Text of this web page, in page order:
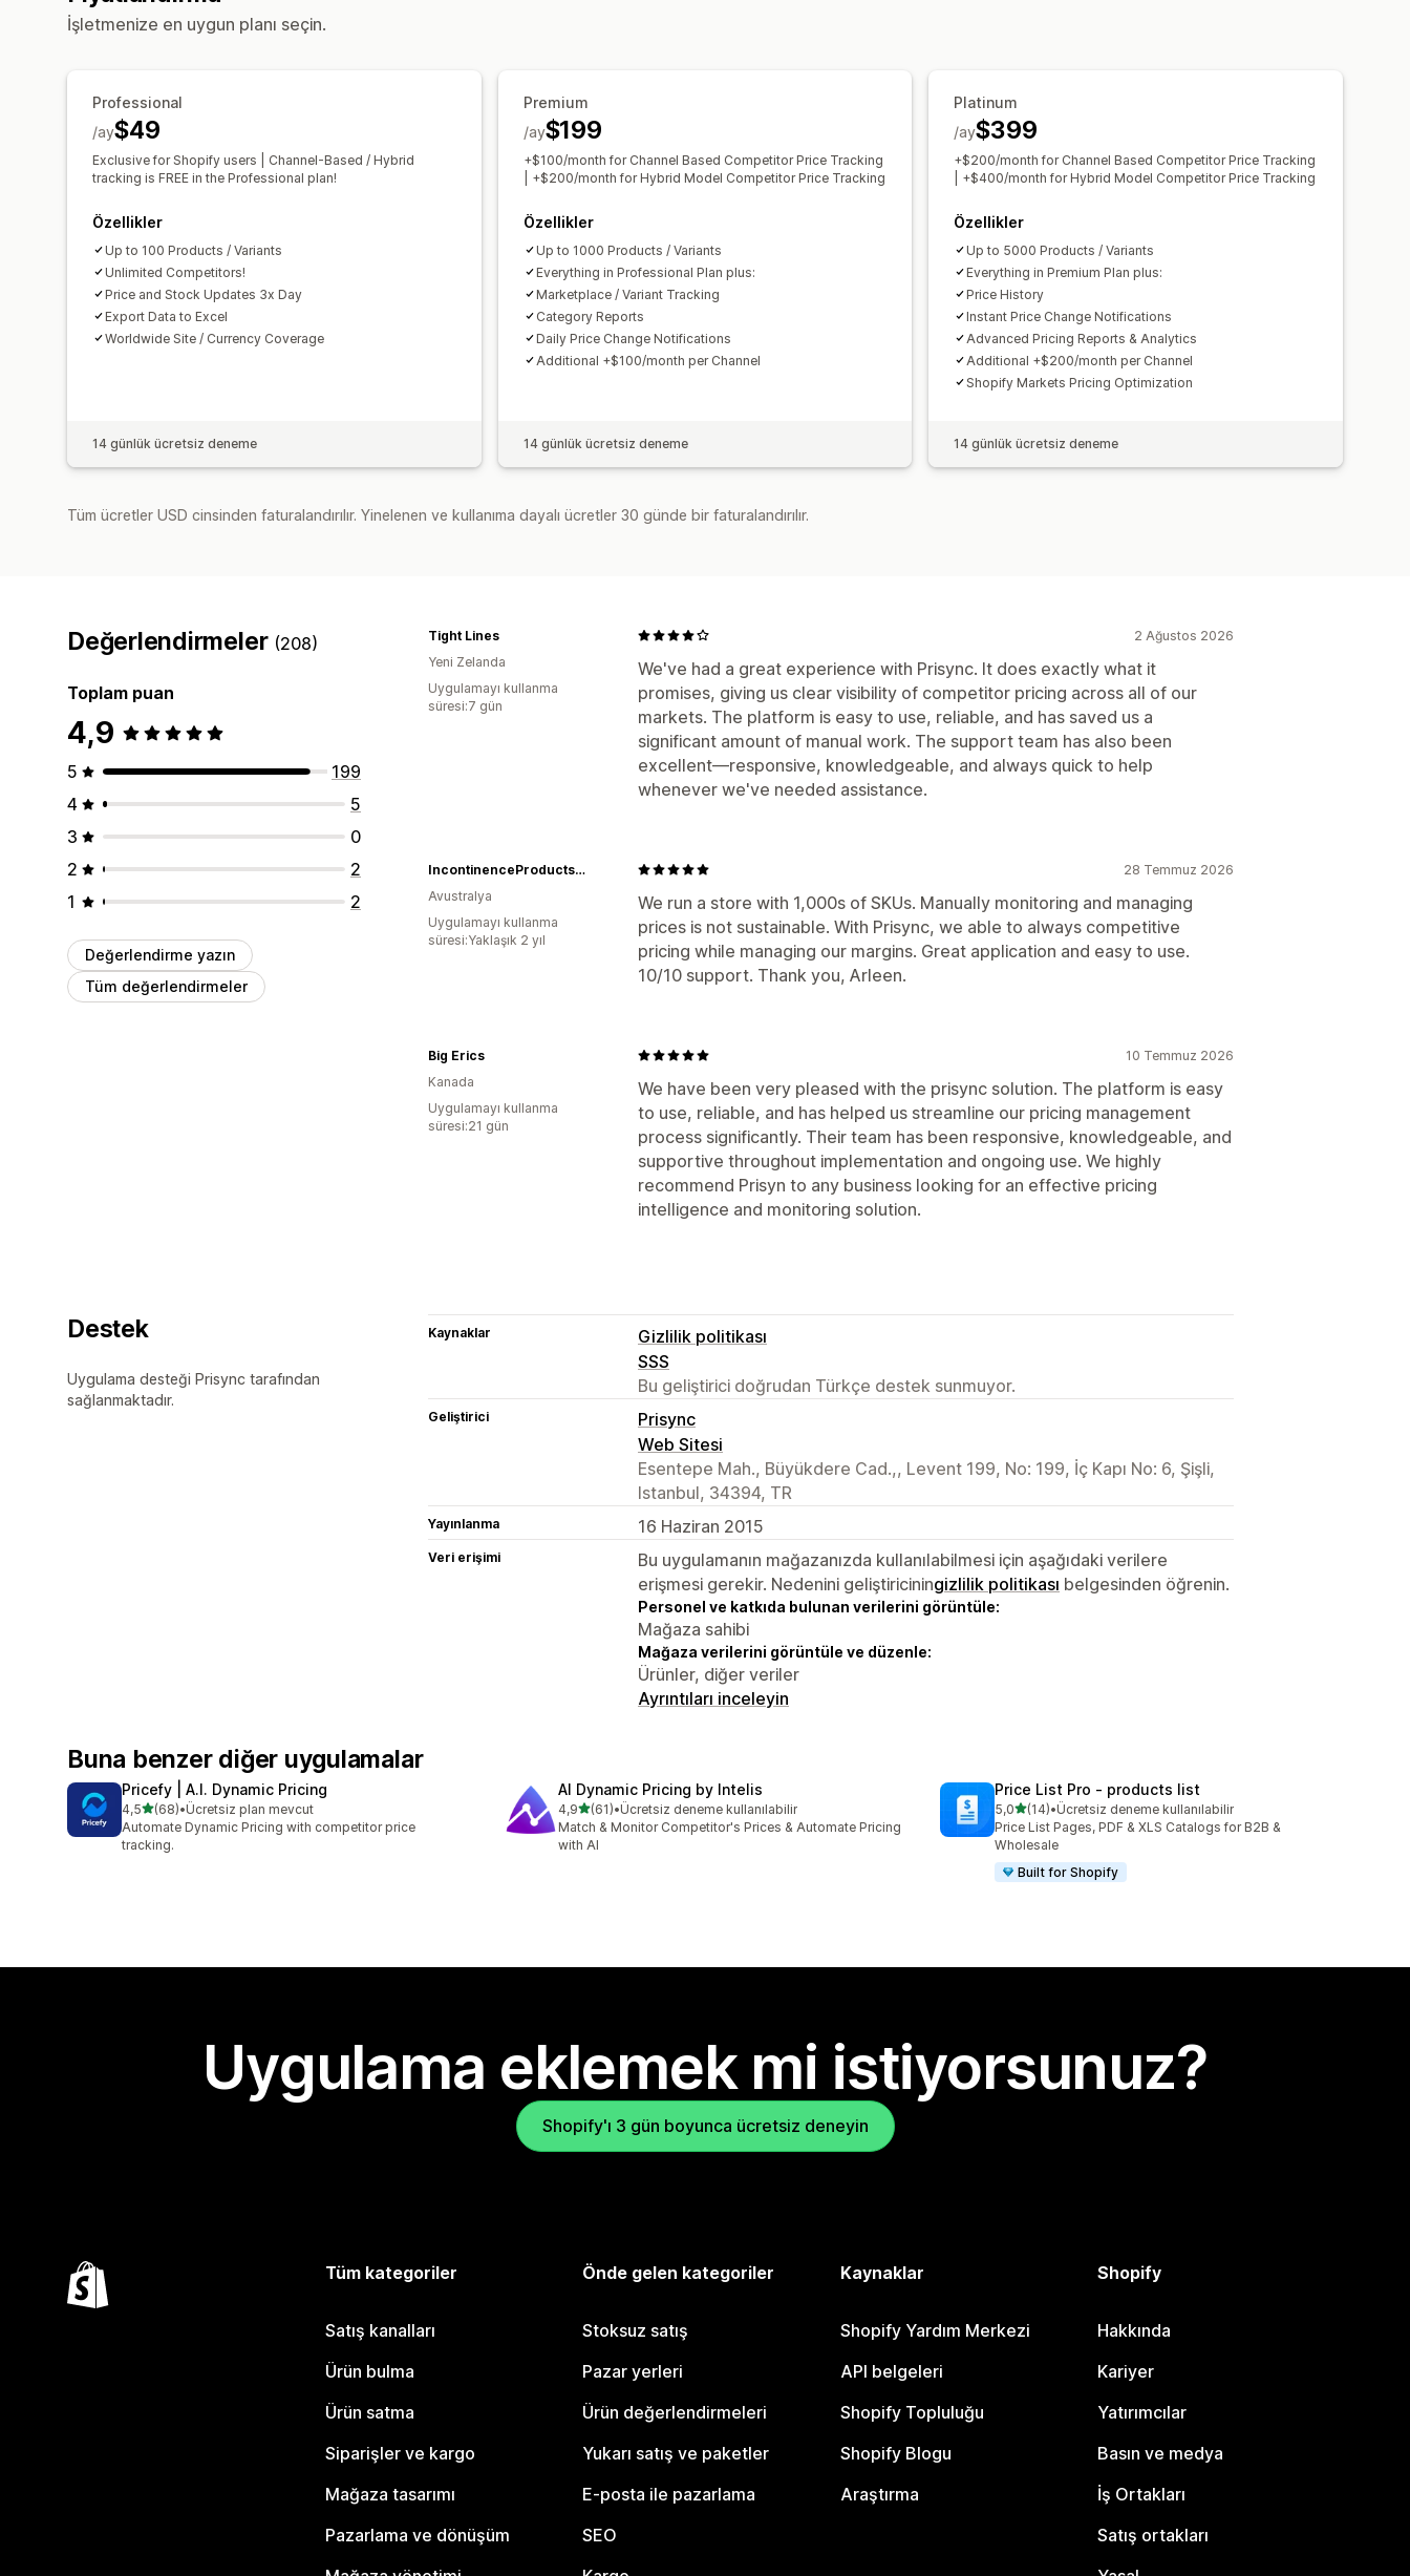
İşletmenize en uygun planı seçin.
Professional
$49
/ay
Exclusive for Shopify users | Channel-Based / Hybrid
tracking is FREE in the Professional plan!
Özellikler
Up to 100 Products / Variants
Unlimited Competitors!
Price and Stock Updates 3x Day
Export Data to Excel
Worldwide Site / Currency Coverage
14 günlük ücretsiz deneme
Premium
$199
/ay
+$100/month for Channel Based Competitor Price Tracking
| +$200/month for Hybrid Model Competitor Price Tracking
Özellikler
Up to 1000 Products / Variants
Everything in Professional Plan plus:
Marketplace / Variant Tracking
Category Reports
Daily Price Change Notifications
Additional +$100/month per Channel
14 günlük ücretsiz deneme
Platinum
$399
/ay
+$200/month for Channel Based Competitor Price Tracking
| +$400/month for Hybrid Model Competitor Price Tracking
Özellikler
Up to 5000 Products / Variants
Everything in Premium Plan plus:
Price History
Instant Price Change Notifications
Advanced Pricing Reports & Analytics
Additional +$200/month per Channel
Shopify Markets Pricing Optimization
14 günlük ücretsiz deneme
Tüm ücretler USD cinsinden faturalandırılır. Yinelenen ve kullanıma dayalı ücretler 30 günde bir faturalandırılır.
Değerlendirmeler (208)
Toplam puan
4,9
5
199
4
5
3
0
2
2
1
2
Değerlendirme yazın
Tüm değerlendirmeler
2 Ağustos 2026
We've had a great experience with Prisync. It does exactly what it
promises, giving us clear visibility of competitor pricing across all of our
markets. The platform is easy to use, reliable, and has saved us a
significant amount of manual work. The support team has also been
excellent—responsive, knowledgeable, and always quick to help
whenever we've needed assistance.
Tight Lines
Yeni Zelanda
Uygulamayı kullanma
süresi:7 gün
28 Temmuz 2026
We run a store with 1,000s of SKUs. Manually monitoring and managing
prices is not sustainable. With Prisync, we able to always competitive
pricing while managing our margins. Great application and easy to use.
10/10 support. Thank you, Arleen.
IncontinenceProducts.com.au
Avustralya
Uygulamayı kullanma
süresi:Yaklaşık 2 yıl
10 Temmuz 2026
We have been very pleased with the prisync solution. The platform is easy
to use, reliable, and has helped us streamline our pricing management
process significantly. Their team has been responsive, knowledgeable, and
supportive throughout implementation and ongoing use. We highly
recommend Prisyn to any business looking for an effective pricing
intelligence and monitoring solution.
Big Erics
Kanada
Uygulamayı kullanma
süresi:21 gün
Destek
Uygulama desteği Prisync tarafından
sağlanmaktadır.
Kaynaklar
Gizlilik politikası
SSS
Bu geliştirici doğrudan Türkçe destek sunmuyor.
Geliştirici
Prisync
Web Sitesi
Esentepe Mah., Büyükdere Cad.,, Levent 199, No: 199, İç Kapı No: 6, Şişli,
Istanbul, 34394, TR
Yayınlanma 16 Haziran 2015
Veri erişimi
Bu uygulamanın mağazanızda kullanılabilmesi için aşağıdaki verilere
erişmesi gerekir. Nedenini geliştiriciningizlilik politikası belgesinden öğrenin.
Personel ve katkıda bulunan verilerini görüntüle:
Mağaza sahibi
Mağaza verilerini görüntüle ve düzenle:
Ürünler, diğer veriler
Ayrıntıları inceleyin
Buna benzer diğer uygulamalar
Pricefy | A.I. Dynamic Pricing
4,55 yıldız üzerinden
(68)
toplam 68 değerlendirme
•Ücretsiz plan mevcut
Automate Dynamic Pricing with competitor price
tracking.
AI Dynamic Pricing by Intelis
4,95 yıldız üzerinden
(61)
toplam 61 değerlendirme
•Ücretsiz deneme kullanılabilir
Match & Monitor Competitor's Prices & Automate Pricing
with AI
Price List Pro ‑ products list
5,05 yıldız üzerinden
(14)
toplam 14 değerlendirme
•Ücretsiz deneme kullanılabilir
Price List Pages, PDF & XLS Catalogs for B2B &
Wholesale
Built for Shopify
Uygulama eklemek mi istiyorsunuz?
Shopify'ı 3 gün boyunca ücretsiz deneyin
Tüm kategoriler
Satış kanalları
Ürün bulma
Ürün satma
Siparişler ve kargo
Mağaza tasarımı
Pazarlama ve dönüşüm
Önde gelen kategoriler
Stoksuz satış
Pazar yerleri
Ürün değerlendirmeleri
Yukarı satış ve paketler
E-posta ile pazarlama
SEO
Kaynaklar
Shopify Yardım Merkezi
API belgeleri
Shopify Topluluğu
Shopify Blogu
Araştırma
Shopify
Hakkında
Kariyer
Yatırımcılar
Basın ve medya
İş Ortakları
Satış ortakları